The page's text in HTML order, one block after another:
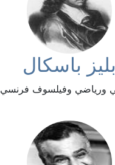
بليز باسكال
ورياضي وفيلسوف فرنسي